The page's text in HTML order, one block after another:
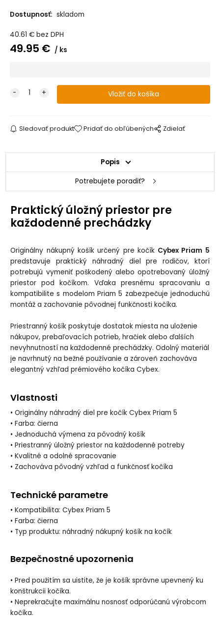
Dostupnosť: skladom
40.61 € bez DPH
49.95 € ks
Sledovať produkt Pridať do obľúbených Zdielať
Popis
Potrebujete poradiť?
Praktický úložný priestor pre
každodenné prechádzky
Originálny nákupný košík určený pre kočík Cybex Priam 5
predstavuje praktický náhradný diel pre rodičov, ktorí
potrebujú vymeniť poškodený alebo opotrebovaný úložný
priestor pod kočíkom. Vďaka presnému spracovaniu a
kompatibilite s modelom Priam 5 zabezpečuje jednoduchú
montáž a zachovanie pôvodnej funkčnosti kočíka.
Priestranný košík poskytuje dostatok miesta na uloženie
nákupov, prebaľovacích potrieb, hračiek alebo ďalších
nevyhnutností na každodenné prechádzky. Odolný materiál
je navrhnutý na bežné používanie a zároveň zachováva
elegantný vzhľad prémiového kočíka Cybex.
Vlastnosti
• Originálny náhradný diel pre kočík Cybex Priam 5
• Farba: čierna
• Jednoduchá výmena za pôvodný košík
• Priestranný úložný priestor na každodenné potreby
• Kvalitné a odolné spracovanie
• Zachováva pôvodný vzhľad a funkčnosť kočíka
Technické parametre
• Kompatibilita: Cybex Priam 5
• Farba: čierna
• Typ produktu: náhradný nákupný košík na kočík
Bezpečnostné upozornenia
• Pred použitím sa uistite, že je košík správne upevnený ku
konštrukcii kočíka.
• Neprekračujte maximálnu nosnosť odporúčanú výrobcom
kočíka.